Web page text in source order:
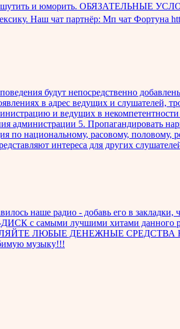
и юморить. ОБЯЗАТЕЛЬНЫЕ
лексику. Наш чат партнёр: Мп чат
будут непосредственно
в адрес ведущих и слушателей,
и ведущих в
администрации 5. Пропагандировать
по национальному, расовому,
интереса для других
наше радио - добавь его в закладки,
с самыми лучшими хитами данного
ЛЮБЫЕ ДЕНЕЖНЫЕ СРЕДСТВА
музыку!!!